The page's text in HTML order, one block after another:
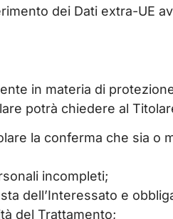
dei Dati extra-UE
in materia di
potrà chiedere al
la conferma che sia o
incompleti;
dell’Interessato e
del Trattamento;